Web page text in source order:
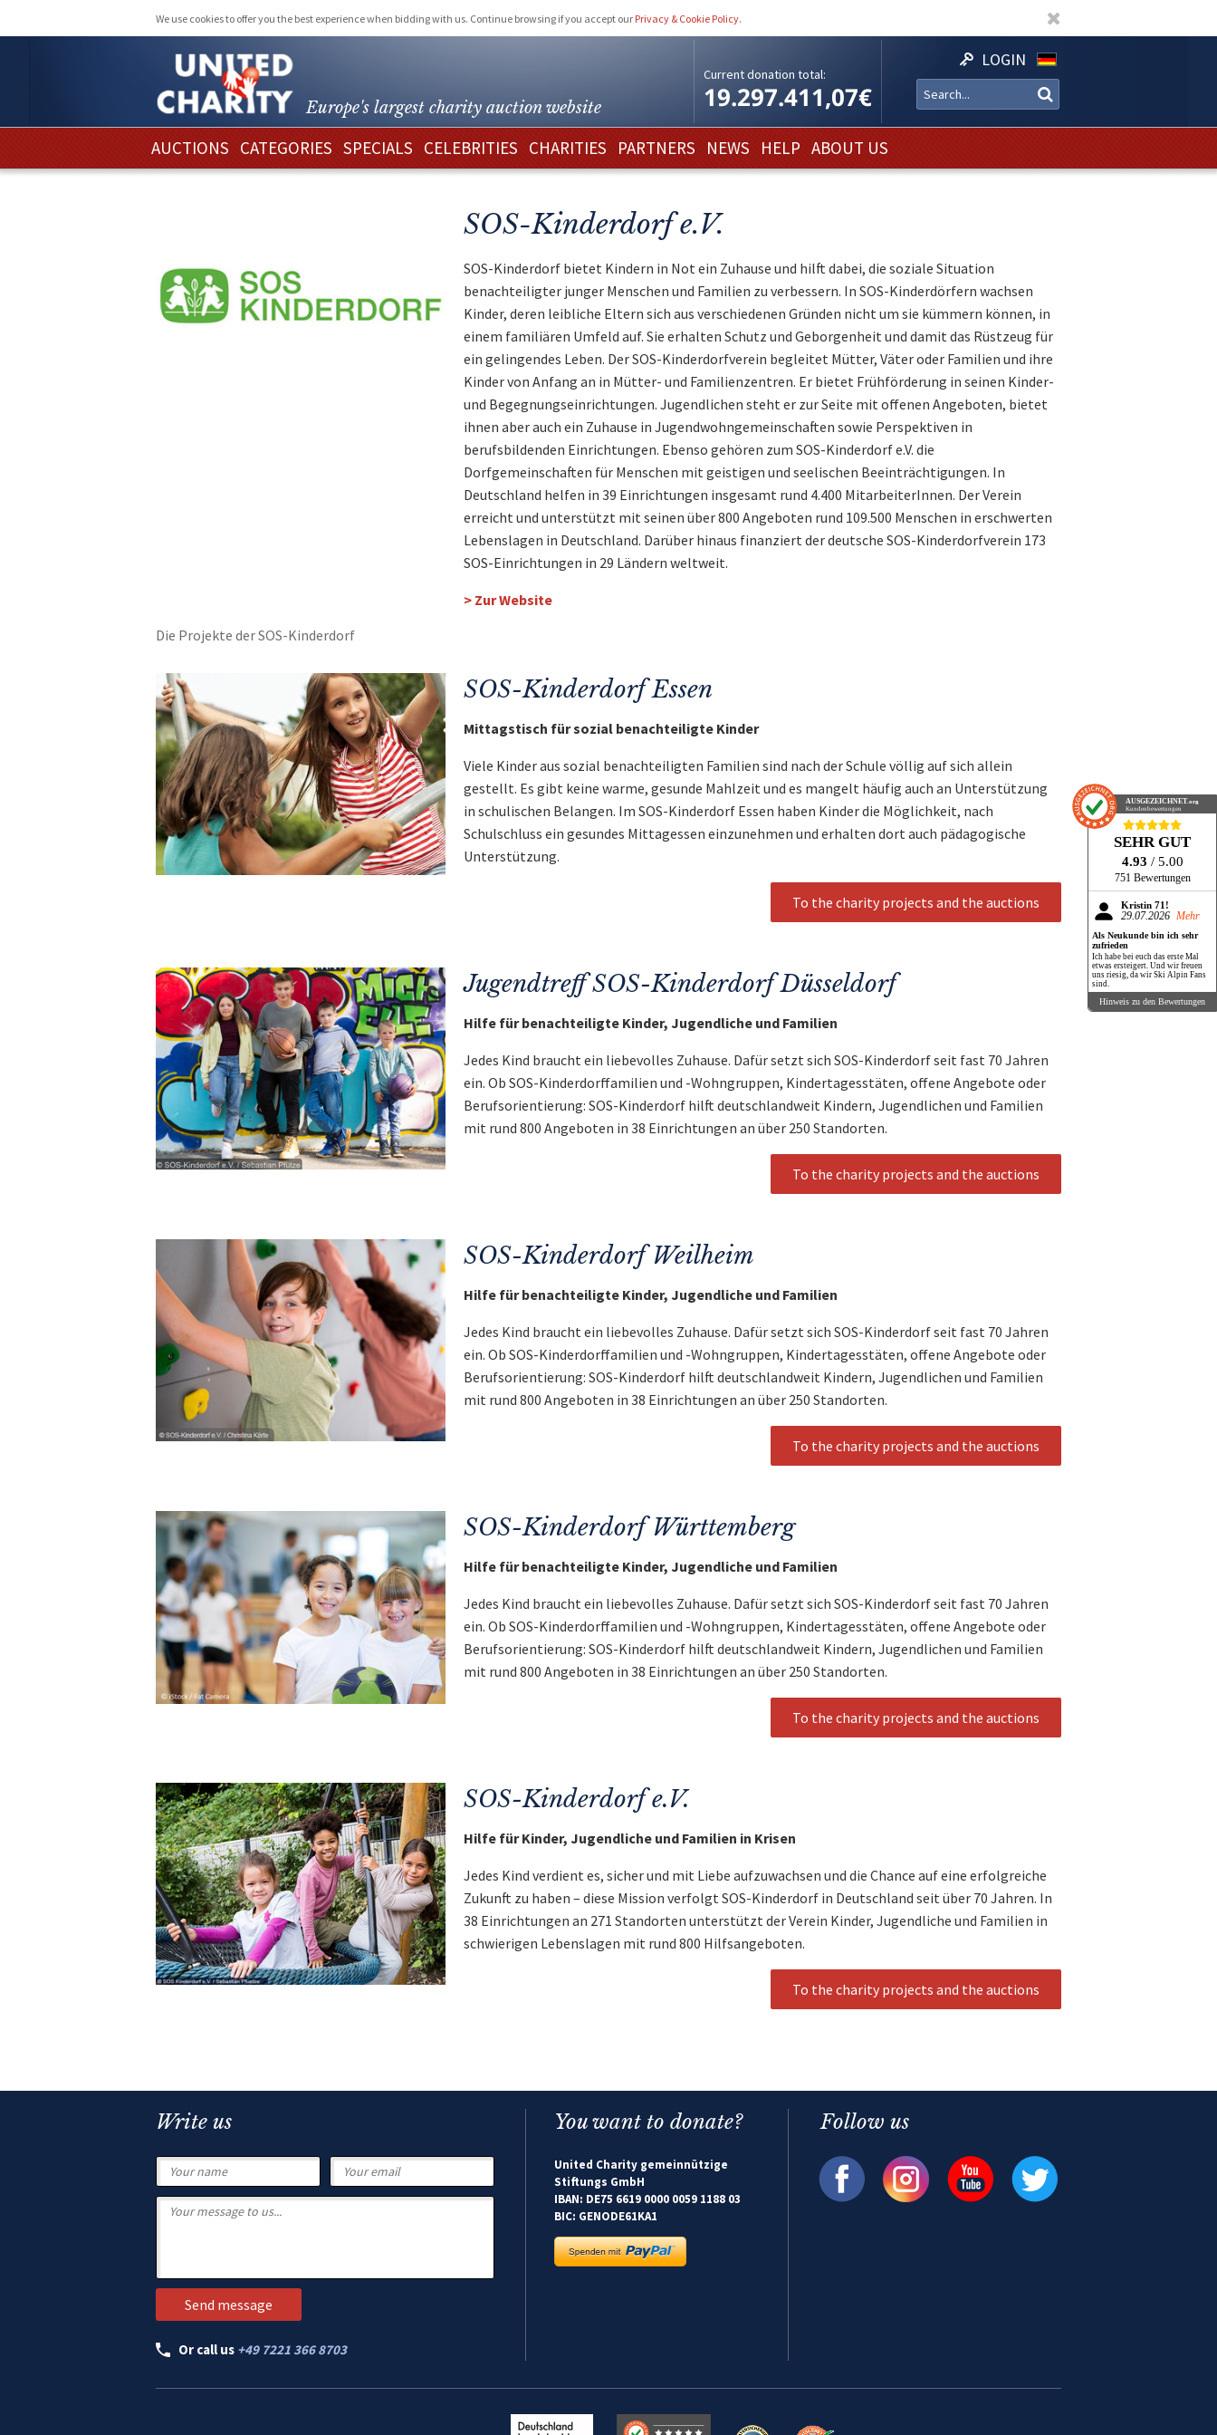
We use cookies to offer you the best experience when bidding with us. Continue browsing if you accept our Privacy & Cookie Policy.
Europe's largest charity auction website
Current donation total:
19.297.411,07€
LOGIN
AUCTIONS CATEGORIES SPECIALS CELEBRITIES CHARITIES PARTNERS NEWS HELP ABOUT US
SOS-Kinderdorf e.V.
SOS-Kinderdorf bietet Kindern in Not ein Zuhause und hilft dabei, die soziale Situation
benachteiligter junger Menschen und Familien zu verbessern. In SOS-Kinderdörfern wachsen
Kinder, deren leibliche Eltern sich aus verschiedenen Gründen nicht um sie kümmern können, in
einem familiären Umfeld auf. Sie erhalten Schutz und Geborgenheit und damit das Rüstzeug für
ein gelingendes Leben. Der SOS-Kinderdorfverein begleitet Mütter, Väter oder Familien und ihre
Kinder von Anfang an in Mütter- und Familienzentren. Er bietet Frühförderung in seinen Kinder-
und Begegnungseinrichtungen. Jugendlichen steht er zur Seite mit offenen Angeboten, bietet
ihnen aber auch ein Zuhause in Jugendwohngemeinschaften sowie Perspektiven in
berufsbildenden Einrichtungen. Ebenso gehören zum SOS-Kinderdorf e.V. die
Dorfgemeinschaften für Menschen mit geistigen und seelischen Beeinträchtigungen. In
Deutschland helfen in 39 Einrichtungen insgesamt rund 4.400 MitarbeiterInnen. Der Verein
erreicht und unterstützt mit seinen über 800 Angeboten rund 109.500 Menschen in erschwerten
Lebenslagen in Deutschland. Darüber hinaus finanziert der deutsche SOS-Kinderdorfverein 173
SOS-Einrichtungen in 29 Ländern weltweit.
> Zur Website
Die Projekte der SOS-Kinderdorf
SOS-Kinderdorf Essen
Mittagstisch für sozial benachteiligte Kinder
Viele Kinder aus sozial benachteiligten Familien sind nach der Schule völlig auf sich allein
gestellt. Es gibt keine warme, gesunde Mahlzeit und es mangelt häufig auch an Unterstützung
in schulischen Belangen. Im SOS-Kinderdorf Essen haben Kinder die Möglichkeit, nach
Schulschluss ein gesundes Mittagessen einzunehmen und erhalten dort auch pädagogische
Unterstützung.
To the charity projects and the auctions
Jugendtreff SOS-Kinderdorf Düsseldorf
Hilfe für benachteiligte Kinder, Jugendliche und Familien
Jedes Kind braucht ein liebevolles Zuhause. Dafür setzt sich SOS-Kinderdorf seit fast 70 Jahren
ein. Ob SOS-Kinderdorffamilien und -Wohngruppen, Kindertagesstäten, offene Angebote oder
Berufsorientierung: SOS-Kinderdorf hilft deutschlandweit Kindern, Jugendlichen und Familien
mit rund 800 Angeboten in 38 Einrichtungen an über 250 Standorten.
To the charity projects and the auctions
SOS-Kinderdorf Weilheim
Hilfe für benachteiligte Kinder, Jugendliche und Familien
Jedes Kind braucht ein liebevolles Zuhause. Dafür setzt sich SOS-Kinderdorf seit fast 70 Jahren
ein. Ob SOS-Kinderdorffamilien und -Wohngruppen, Kindertagesstäten, offene Angebote oder
Berufsorientierung: SOS-Kinderdorf hilft deutschlandweit Kindern, Jugendlichen und Familien
mit rund 800 Angeboten in 38 Einrichtungen an über 250 Standorten.
To the charity projects and the auctions
SOS-Kinderdorf Württemberg
Hilfe für benachteiligte Kinder, Jugendliche und Familien
Jedes Kind braucht ein liebevolles Zuhause. Dafür setzt sich SOS-Kinderdorf seit fast 70 Jahren
ein. Ob SOS-Kinderdorffamilien und -Wohngruppen, Kindertagesstäten, offene Angebote oder
Berufsorientierung: SOS-Kinderdorf hilft deutschlandweit Kindern, Jugendlichen und Familien
mit rund 800 Angeboten in 38 Einrichtungen an über 250 Standorten.
To the charity projects and the auctions
SOS-Kinderdorf e.V.
Hilfe für Kinder, Jugendliche und Familien in Krisen
Jedes Kind verdient es, sicher und mit Liebe aufzuwachsen und die Chance auf eine erfolgreiche
Zukunft zu haben – diese Mission verfolgt SOS-Kinderdorf in Deutschland seit über 70 Jahren. In
38 Einrichtungen an 271 Standorten unterstützt der Verein Kinder, Jugendliche und Familien in
schwierigen Lebenslagen mit rund 800 Hilfsangeboten.
To the charity projects and the auctions
Write us
Or call us +49 7221 366 8703
You want to donate?
United Charity gemeinnützige
Stiftungs GmbH
IBAN: DE75 6619 0000 0059 1188 03
BIC: GENODE61KA1
Follow us
AUSGEZEICHNET .org
Kundenbewertungen
SEHR GUT
4.93 / 5.00
751 Bewertungen
Kristin 71!
29.07.2026 Mehr
Als Neukunde bin ich sehr
zufrieden
Ich habe bei euch das erste Mal
etwas ersteigert. Und wir freuen
uns riesig, da wir Ski Alpin Fans
sind.
Hinweis zu den Bewertungen